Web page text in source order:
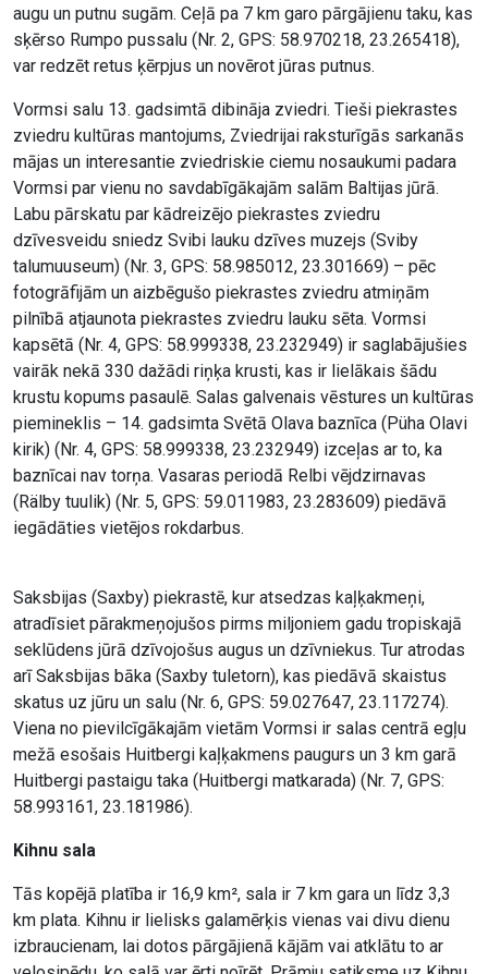
augu un putnu sugām. Ceļā pa 7 km garo pārgājienu taku, kas
sķērso Rumpo pussalu (Nr. 2, GPS: 58.970218, 23.265418),
var redzēt retus ķērpjus un novērot jūras putnus.
Vormsi salu 13. gadsimtā dibināja zviedri. Tieši piekrastes
zviedru kultūras mantojums, Zviedrijai raksturīgās sarkanās
mājas un interesantie zviedriskie ciemu nosaukumi padara
Vormsi par vienu no savdabīgākajām salām Baltijas jūrā.
Labu pārskatu par kādreizējo piekrastes zviedru
dzīvesveidu sniedz Svibi lauku dzīves muzejs (Sviby
talumuuseum) (Nr. 3, GPS: 58.985012, 23.301669) – pēc
fotogrāfijām un aizbēgušo piekrastes zviedru atmiņām
pilnībā atjaunota piekrastes zviedru lauku sēta. Vormsi
kapsētā (Nr. 4, GPS: 58.999338, 23.232949) ir saglabājušies
vairāk nekā 330 dažādi riņķa krusti, kas ir lielākais šādu
krustu kopums pasaulē. Salas galvenais vēstures un kultūras
piemineklis – 14. gadsimta Svētā Olava baznīca (Püha Olavi
kirik) (Nr. 4, GPS: 58.999338, 23.232949) izceļas ar to, ka
baznīcai nav torņa. Vasaras periodā Relbi vējdzirnavas
(Rälby tuulik) (Nr. 5, GPS: 59.011983, 23.283609) piedāvā
iegādāties vietējos rokdarbus.
Saksbijas (Saxby) piekrastē, kur atsedzas kaļķakmeņi,
atradīsiet pārakmeņojušos pirms miljoniem gadu tropiskajā
seklūdens jūrā dzīvojošus augus un dzīvniekus. Tur atrodas
arī Saksbijas bāka (Saxby tuletorn), kas piedāvā skaistus
skatus uz jūru un salu (Nr. 6, GPS: 59.027647, 23.117274).
Viena no pievilcīgākajām vietām Vormsi ir salas centrā egļu
mežā esošais Huitbergi kaļķakmens paugurs un 3 km garā
Huitbergi pastaigu taka (Huitbergi matkarada) (Nr. 7, GPS:
58.993161, 23.181986).
Kihnu sala
Tās kopējā platība ir 16,9 km², sala ir 7 km gara un līdz 3,3
km plata. Kihnu ir lielisks galamērķis vienas vai divu dienu
izbraucienam, lai dotos pārgājienā kājām vai atklātu to ar